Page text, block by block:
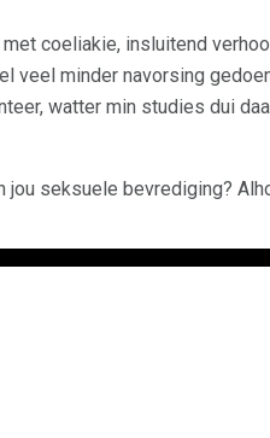
coeliakie, insluitend
veel minder navorsing
watter min studies dui
seksuele bevrediging?